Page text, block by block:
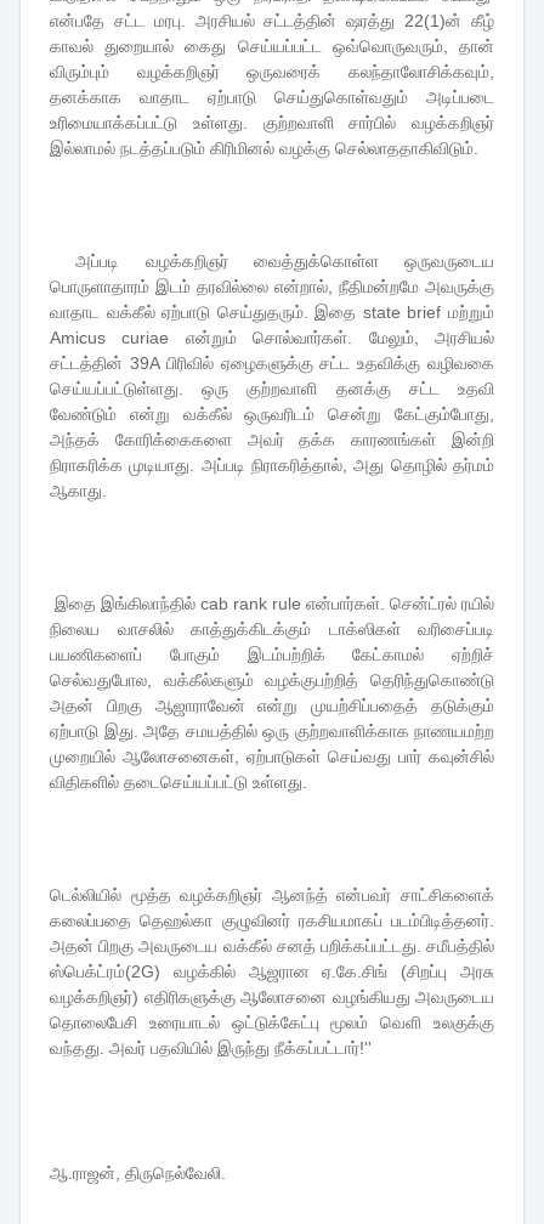
என்பதே சட்ட மரபு. அரசியல் சட்டத்தின் ஷரத்து 22(1)ன் கீழ்
காவல் துறையால் கைது செய்யப்பட்ட ஒவ்வொருவரும், தான்
விரும்பும் வழக்கறிஞர் ஒருவரைக் கலந்தாலோசிக்கவும்,
தனக்காக வாதாட ஏற்பாடு செய்துகொள்வதும் அடிப்படை
உரிமையாக்கப்பட்டு உள்ளது. குற்றவாளி சார்பில் வழக்கறிஞர்
இல்லாமல் நடத்தப்படும் கிரிமினல் வழக்கு செல்லாததாகிவிடும்.
அப்படி வழக்கறிஞர் வைத்துக்கொள்ள ஒருவருடைய
பொருளாதாரம் இடம் தரவில்லை என்றால், நீதிமன்றமே அவருக்கு
வாதாட வக்கீல் ஏற்பாடு செய்துதரும். இதை state brief மற்றும்
Amicus curiae என்றும் சொல்வார்கள். மேலும், அரசியல்
சட்டத்தின் 39A பிரிவில் ஏழைகளுக்கு சட்ட உதவிக்கு வழிவகை
செய்யப்பட்டுள்ளது. ஒரு குற்றவாளி தனக்கு சட்ட உதவி
வேண்டும் என்று வக்கீல் ஒருவரிடம் சென்று கேட்கும்போது,
அந்தக் கோரிக்கைகளை அவர் தக்க காரணங்கள் இன்றி
நிராகரிக்க முடியாது. அப்படி நிராகரித்தால், அது தொழில் தர்மம்
ஆகாது.
இதை இங்கிலாந்தில் cab rank rule என்பார்கள். சென்ட்ரல் ரயில்
நிலைய வாசலில் காத்துக்கிடக்கும் டாக்ஸிகள் வரிசைப்படி
பயணிகளைப் போகும் இடம்பற்றிக் கேட்காமல் ஏற்றிச்
செல்வதுபோல, வக்கீல்களும் வழக்குபற்றித் தெரிந்துகொண்டு
அதன் பிறகு ஆஜாராவேன் என்று முயற்சிப்பதைத் தடுக்கும்
ஏற்பாடு இது. அதே சமயத்தில் ஒரு குற்றவாளிக்காக நாணயமற்ற
முறையில் ஆலோசனைகள், ஏற்பாடுகள் செய்வது பார் கவுன்சில்
விதிகளில் தடைசெய்யப்பட்டு உள்ளது.
டெல்லியில் மூத்த வழக்கறிஞர் ஆனந்த் என்பவர் சாட்சிகளைக்
கலைப்பதை தெஹல்கா குழுவினர் ரகசியமாகப் படம்பிடித்தனர்.
அதன் பிறகு அவருடைய வக்கீல் சனத் பறிக்கப்பட்டது. சமீபத்தில்
ஸ்பெக்ட்ரம்(2G) வழக்கில் ஆஜரான ஏ.கே.சிங் (சிறப்பு அரசு
வழக்கறிஞர்) எதிரிகளுக்கு ஆலோசனை வழங்கியது அவருடைய
தொலைபேசி உரையாடல் ஒட்டுக்கேட்பு மூலம் வெளி உலகுக்கு
வந்தது. அவர் பதவியில் இருந்து நீக்கப்பட்டார்!''
ஆ.ராஜன், திருநெல்வேலி.